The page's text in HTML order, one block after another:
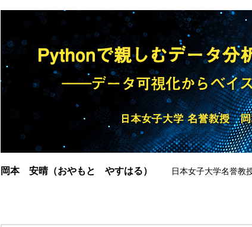
岡本 安晴（おやもと やすはる） 日本女子大学名誉教